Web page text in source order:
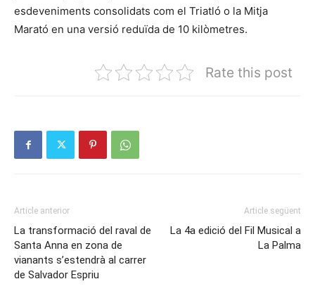
esdeveniments consolidats com el Triatló o la Mitja
Marató en una versió reduïda de 10 kilòmetres.
Rate this post
Article anterior
La transformació del raval de
Santa Anna en zona de
vianants s’estendrà al carrer
de Salvador Espriu
Article següent
La 4a edició del Fil Musical a
La Palma